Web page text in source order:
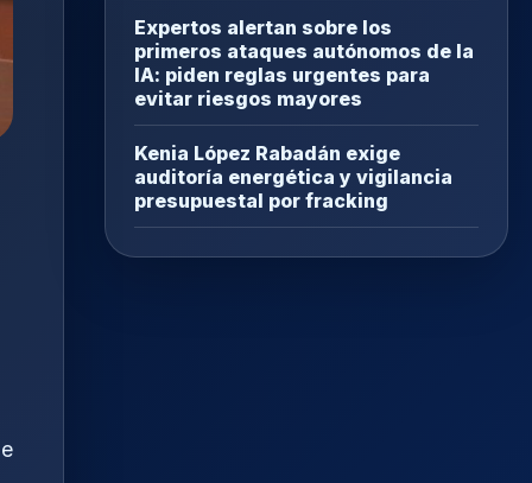
Expertos alertan sobre los
primeros ataques autónomos de la
IA: piden reglas urgentes para
evitar riesgos mayores
Kenia López Rabadán exige
auditoría energética y vigilancia
presupuestal por fracking